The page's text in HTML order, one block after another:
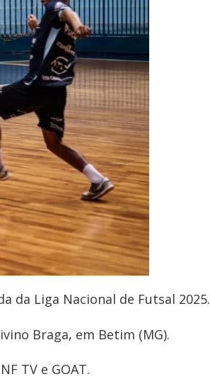
da Liga Nacional de Futsal 2025.
Braga, em Betim (MG).
TV e GOAT.